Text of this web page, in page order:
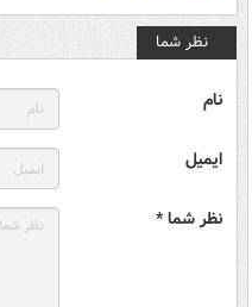
نظر شما
نام
ایمیل
نظر شما *